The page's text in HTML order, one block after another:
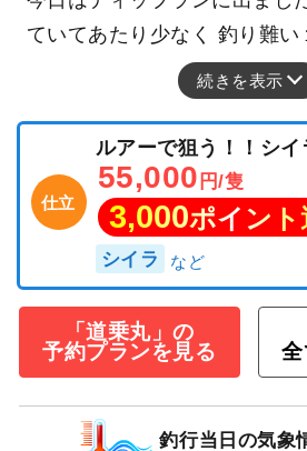
ていてあたり少なく 釣り難い
続きを表示
仕立
ルアーで狙う！！シ
55,000 円/隻
3,000ポイント
シイラ
「道乗丸」の
予約プランを見る
釣行当日の気象